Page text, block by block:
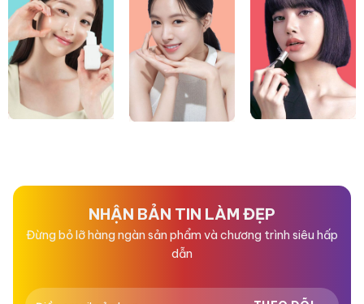
NHẬN BẢN TIN LÀM ĐẸP
Đừng bỏ lỡ hàng ngàn sản phẩm và chương trình siêu hấp
dẫn